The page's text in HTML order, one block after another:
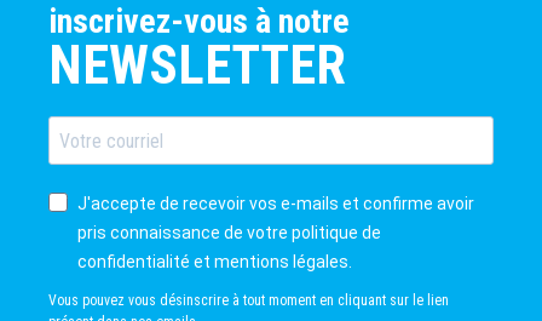
inscrivez-vous à notre
NEWSLETTER
J'accepte de recevoir vos e-mails et confirme avoir
pris connaissance de votre politique de
confidentialité et mentions légales.
Vous pouvez vous désinscrire à tout moment en cliquant sur le lien